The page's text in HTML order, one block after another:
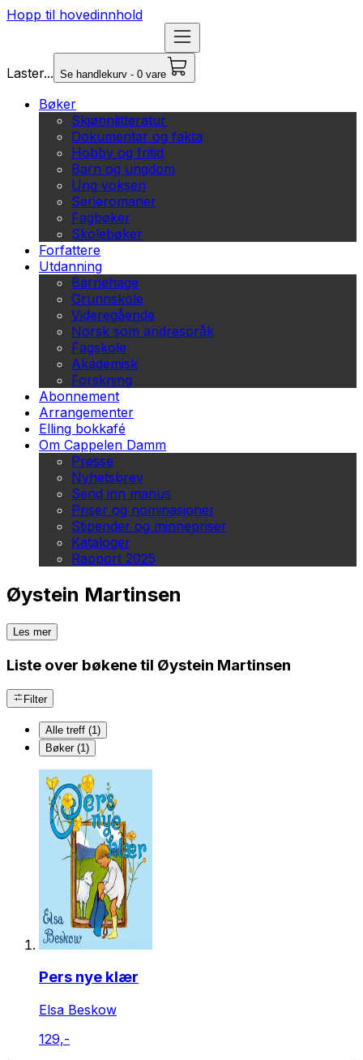
Hopp til hovedinnhold
Laster... Se handlekurv - 0 vare
Bøker
Skjønnlitteratur
Dokumentar og fakta
Hobby og fritid
Barn og ungdom
Ung voksen
Serieromaner
Fagbøker
Skolebøker
Forfattere
Utdanning
Barnehage
Grunnskole
Videregående
Norsk som andrespråk
Fagskole
Akademisk
Forskning
Abonnement
Arrangementer
Elling bokkafé
Om Cappelen Damm
Presse
Nyhetsbrev
Send inn manus
Priser og nominasjoner
Stipender og minnepriser
Kataloger
Rapport 2025
Øystein Martinsen
Les mer
Liste over bøkene til Øystein Martinsen
Filter
Alle treff (1)
Bøker (1)
Pers nye klær
Elsa Beskow
129,-